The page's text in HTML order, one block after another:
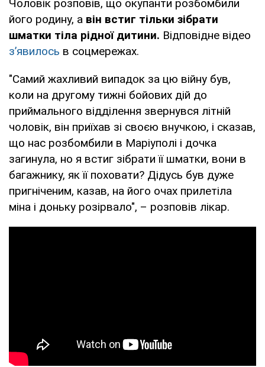
Чоловік розповів, що окупанти розбомбили
його родину, а він встиг тільки зібрати
шматки тіла рідної дитини. Відповідне відео
з’явилось в соцмережах.
"Самий жахливий випадок за цю війну був,
коли на другому тижні бойових дій до
приймального відділення звернувся літній
чоловік, він приїхав зі своєю внучкою, і сказав,
що нас розбомбили в Маріуполі і дочка
загинула, но я встиг зібрати її шматки, вони в
багажнику, як її поховати? Дідусь був дуже
пригніченим, казав, на його очах прилетіла
міна і доньку розірвало", – розповів лікар.